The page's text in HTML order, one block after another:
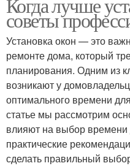
советы
Установка окон — это
ремонте дома, который
планирования. Одним из
возникают у
оптимального времени
статье мы рассмотрим
влияют на выбор времени
практические
сделать правильный